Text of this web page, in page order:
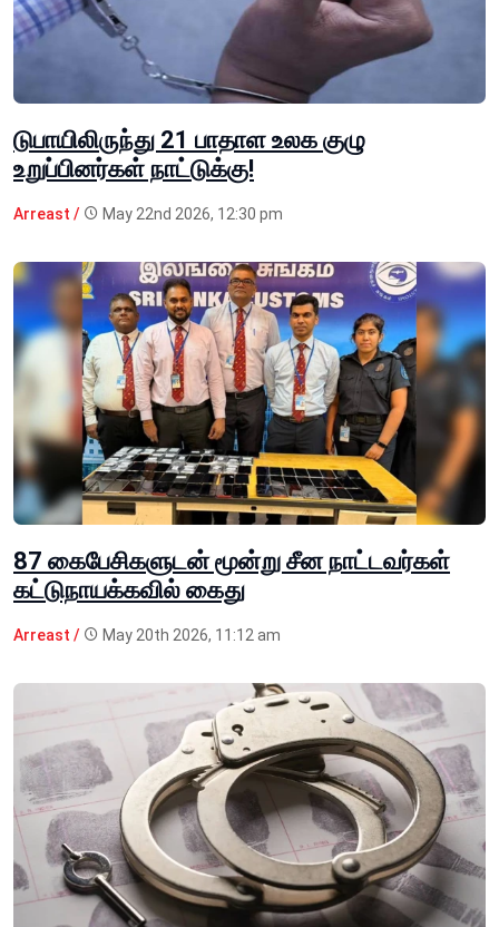
டுபாயிலிருந்து 21 பாதாள உலக குழு
உறுப்பினர்கள் நாட்டுக்கு!
Arreast / May 22nd 2026, 12:30 pm
87 கைபேசிகளுடன் மூன்று சீன நாட்டவர்கள்
கட்டுநாயக்கவில் கைது
Arreast / May 20th 2026, 11:12 am